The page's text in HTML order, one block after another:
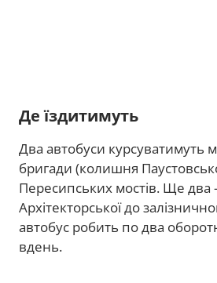
Де їздитимуть
Два автобуси курсуватимуть
бригади (колишня
Пересипських мостів. Ще два
Архітекторської до
автобус робить по два
вдень.